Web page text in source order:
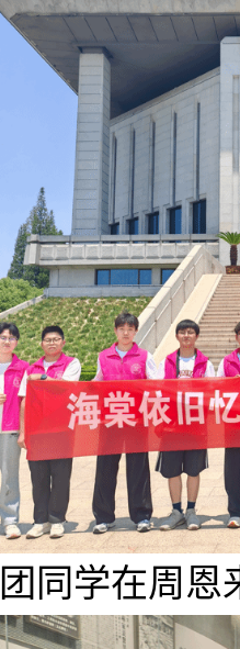
同学在周